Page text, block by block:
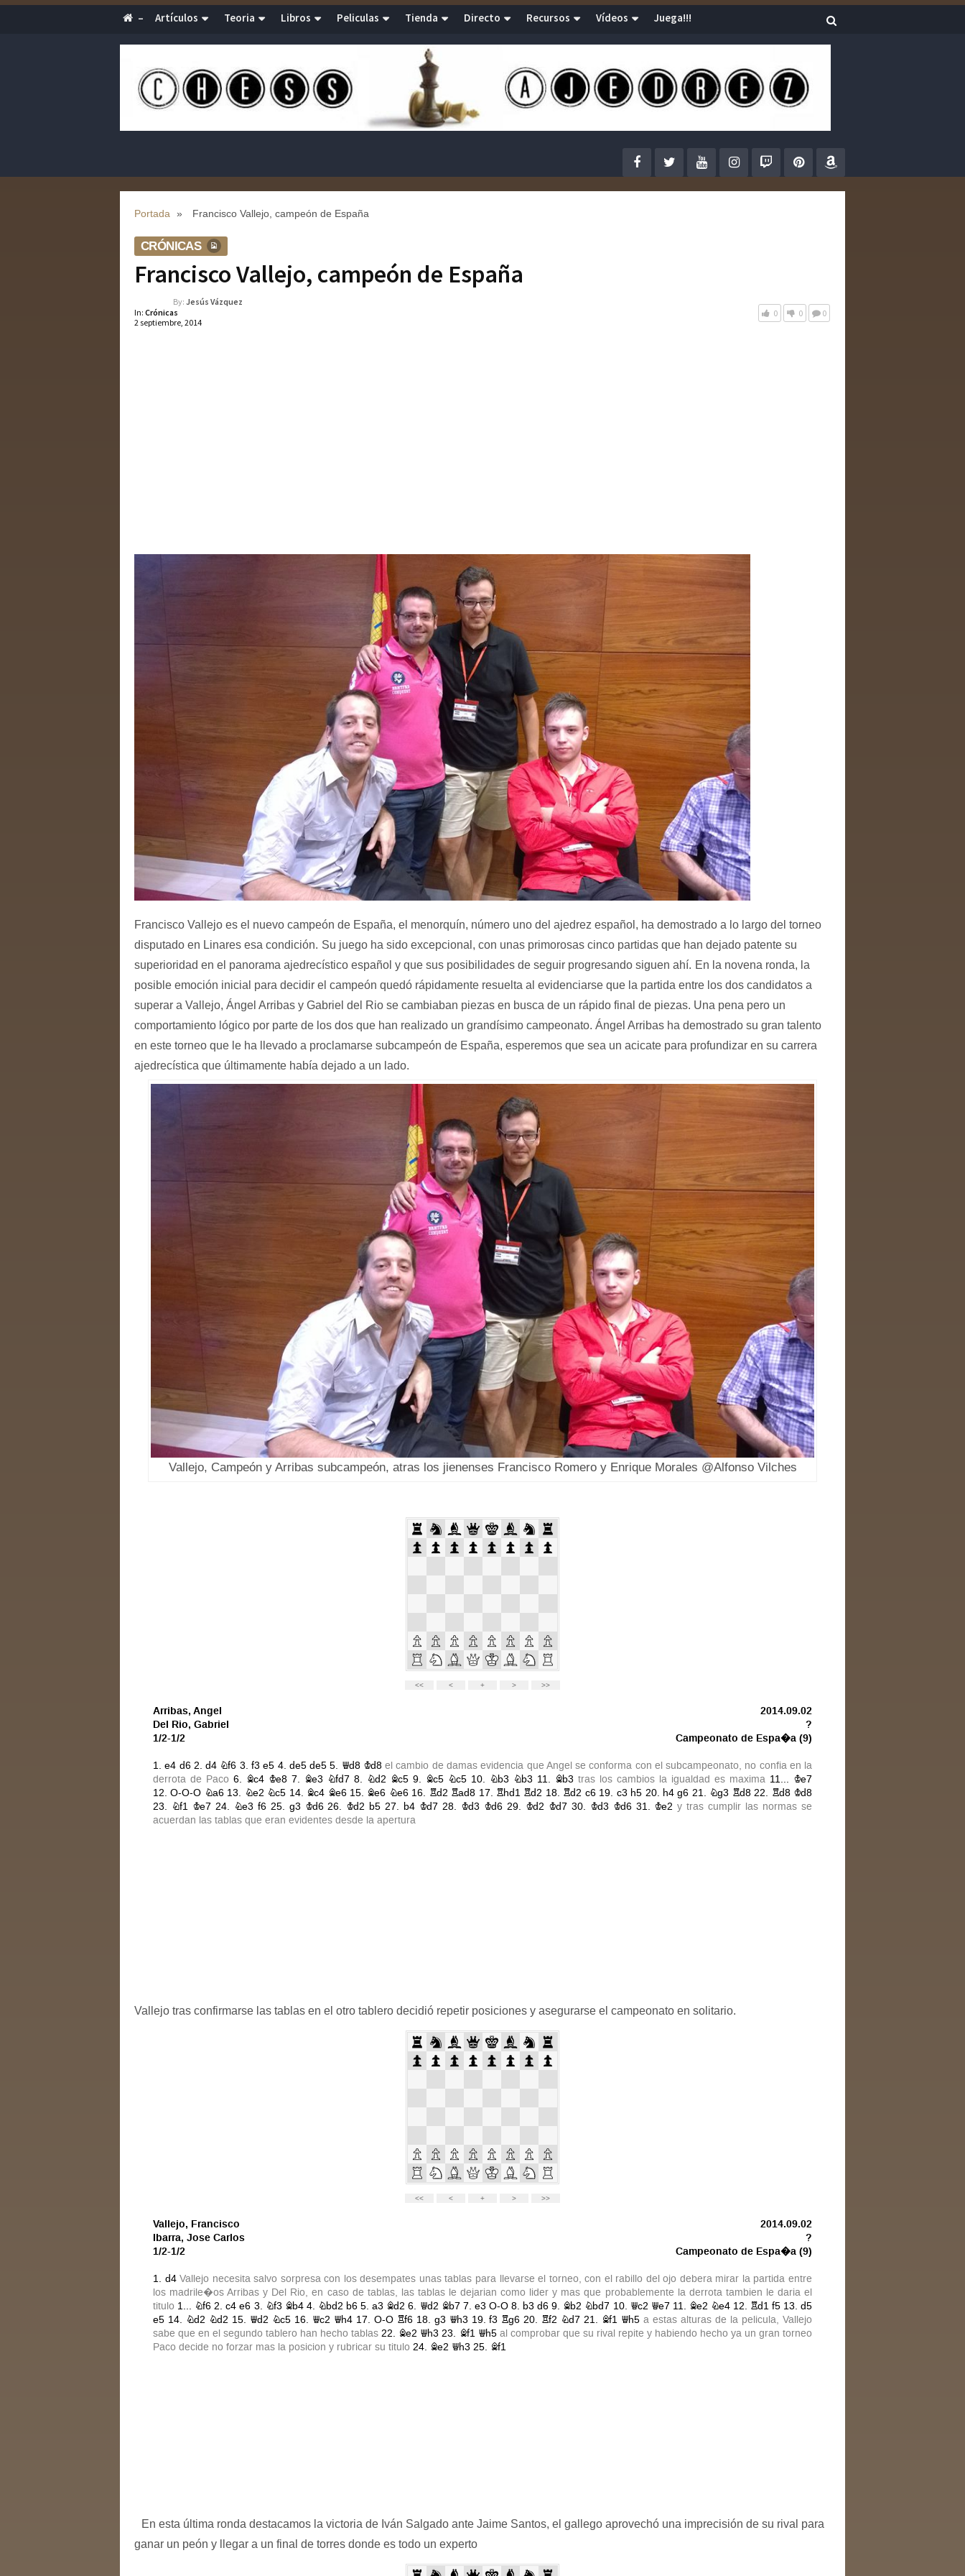
– Artículos Teoria Libros Peliculas Tienda Directo Recursos Vídeos Juega!!!
Portada » Francisco Vallejo, campeón de España
CRÓNICAS
Francisco Vallejo, campeón de España
By: Jesús Vázquez
In: Crónicas
2 septiembre, 2014
0 0 0
Francisco Vallejo es el nuevo campeón de España, el menorquín, número uno del ajedrez español, ha demostrado a lo largo del torneo
disputado en Linares esa condición. Su juego ha sido excepcional, con unas primorosas cinco partidas que han dejado patente su
superioridad en el panorama ajedrecístico español y que sus posibilidades de seguir progresando siguen ahí. En la novena ronda, la
posible emoción inicial para decidir el campeón quedó rápidamente resuelta al evidenciarse que la partida entre los dos candidatos a
superar a Vallejo, Ángel Arribas y Gabriel del Rio se cambiaban piezas en busca de un rápido final de piezas. Una pena pero un
comportamiento lógico por parte de los dos que han realizado un grandísimo campeonato. Ángel Arribas ha demostrado su gran talento
en este torneo que le ha llevado a proclamarse subcampeón de España, esperemos que sea un acicate para profundizar en su carrera
ajedrecística que últimamente había dejado a un lado.
Vallejo, Campeón y Arribas subcampeón, atras los jienenses Francisco Romero y Enrique Morales @Alfonso Vilches
Vallejo tras confirmarse las tablas en el otro tablero decidió repetir posiciones y asegurarse el campeonato en solitario.
En esta última ronda destacamos la victoria de Iván Salgado ante Jaime Santos, el gallego aprovechó una imprecisión de su rival para
ganar un peón y llegar a un final de torres donde es todo un experto